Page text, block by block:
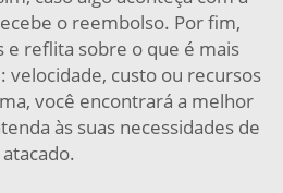
o reembolso. Por fim,
e reflita sobre o que é mais
velocidade, custo ou recursos
você encontrará a melhor
às suas necessidades de
atacado.